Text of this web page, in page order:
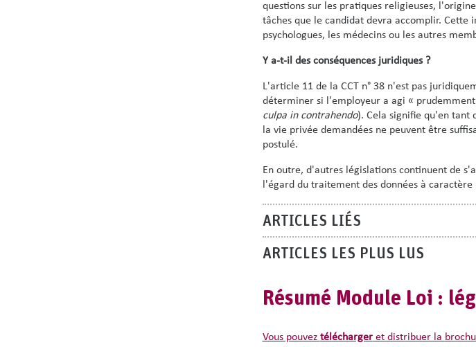
questions sur les pratiques religieuses,
tâches que le candidat devra accomplir.
psychologues, les médecins ou les autres
Y a-t-il des conséquences juridiques ?
L'article 11 de la CCT n° 38 n'est pas
déterminer si l'employeur a agi «
culpa in contrahendo). Cela signifie qu'en tant
la vie privée demandées ne peuvent être
postulé.
En outre, d'autres législations continuent de
l'égard du traitement des données à
ARTICLES LIÉS
ARTICLES LES PLUS LUS
Résumé Module Loi :
Vous pouvez téléchargeret distribuer la